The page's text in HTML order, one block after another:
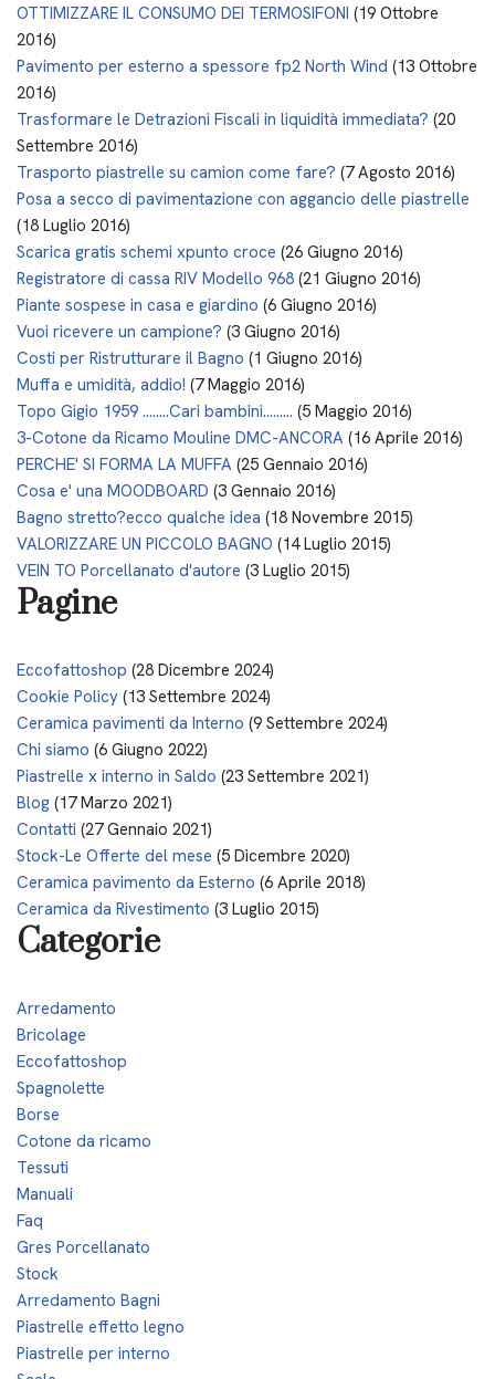
OTTIMIZZARE IL CONSUMO DEI TERMOSIFONI (19 Ottobre
2016)
Pavimento per esterno a spessore fp2 North Wind (13 Ottobre
2016)
Trasformare le Detrazioni Fiscali in liquidità immediata? (20
Settembre 2016)
Trasporto piastrelle su camion come fare? (7 Agosto 2016)
Posa a secco di pavimentazione con aggancio delle piastrelle
(18 Luglio 2016)
Scarica gratis schemi xpunto croce (26 Giugno 2016)
Registratore di cassa RIV Modello 968 (21 Giugno 2016)
Piante sospese in casa e giardino (6 Giugno 2016)
Vuoi ricevere un campione? (3 Giugno 2016)
Costi per Ristrutturare il Bagno (1 Giugno 2016)
Muffa e umidità, addio! (7 Maggio 2016)
Topo Gigio 1959 ........Cari bambini......... (5 Maggio 2016)
3-Cotone da Ricamo Mouline DMC-ANCORA (16 Aprile 2016)
PERCHE' SI FORMA LA MUFFA (25 Gennaio 2016)
Cosa e' una MOODBOARD (3 Gennaio 2016)
Bagno stretto?ecco qualche idea (18 Novembre 2015)
VALORIZZARE UN PICCOLO BAGNO (14 Luglio 2015)
VEIN TO Porcellanato d'autore (3 Luglio 2015)
Pagine
Eccofattoshop (28 Dicembre 2024)
Cookie Policy (13 Settembre 2024)
Ceramica pavimenti da Interno (9 Settembre 2024)
Chi siamo (6 Giugno 2022)
Piastrelle x interno in Saldo (23 Settembre 2021)
Blog (17 Marzo 2021)
Contatti (27 Gennaio 2021)
Stock-Le Offerte del mese (5 Dicembre 2020)
Ceramica pavimento da Esterno (6 Aprile 2018)
Ceramica da Rivestimento (3 Luglio 2015)
Categorie
Arredamento
Bricolage
Eccofattoshop
Spagnolette
Borse
Cotone da ricamo
Tessuti
Manuali
Faq
Gres Porcellanato
Stock
Arredamento Bagni
Piastrelle effetto legno
Piastrelle per interno